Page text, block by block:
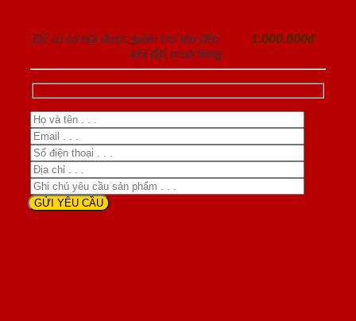
Để có cơ hội được giảm trừ lên đến
1.000.000đ
khi đặt mua hàng.